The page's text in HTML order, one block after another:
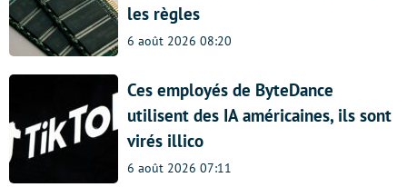
les règles
6 août 2026 08:20
Ces employés de ByteDance
utilisent des IA américaines, ils sont
virés illico
6 août 2026 07:11